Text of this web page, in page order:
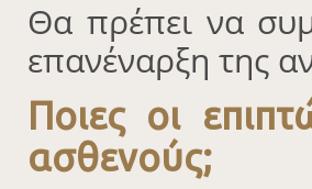
Θα πρέπει να
επανέναρξη της
Ποιες οι
ασθενούς;